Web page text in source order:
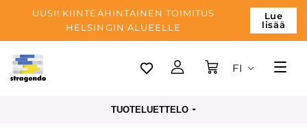
UUSI! KIINTEÄHINTAINEN TOIMITUS
HELSINGIN ALUEELLE
Lue
lisää
Tallinn
FI
TUOTELUETTELO